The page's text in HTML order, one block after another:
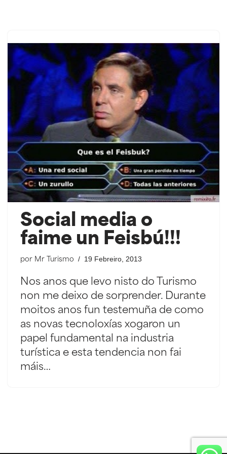
contido
Social media o
faime un Feisbú!!!
por Mr Turismo 19 Febreiro, 2013
Nos anos que levo nisto do Turismo
non me deixo de sorprender. Durante
moitos anos fun testemuña de como
as novas tecnoloxías xogaron un
papel fundamental na industria
turística e esta tendencia non fai
máis…